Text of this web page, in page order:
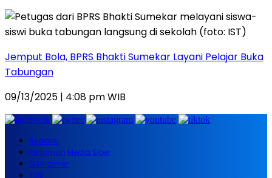
Jemput Bola, BPRS Bhakti Sumekar Layani Pelajar Buka
Tabungan
09/13/2025 | 4:08 pm WIB
Redaksi
Pedoman Media Siber
Disclaimer
TOS